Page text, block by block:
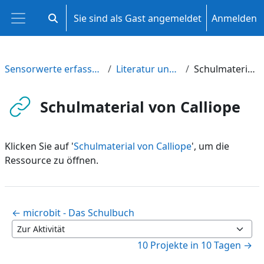
Zum Hauptinhalt
Website-Übersicht
Sucheingabe umschalten
Sie sind als Gast angemeldet Anmelden
Sensorwerte erfassen und auswerten Literatur und Anregungen Schulmaterial von Calliope
Schulmaterial von Calliope
Klicken Sie auf 'Schulmaterial von Calliope', um die
Ressource zu öffnen.
← microbit - Das Schulbuch
Zur Aktivität
10 Projekte in 10 Tagen →